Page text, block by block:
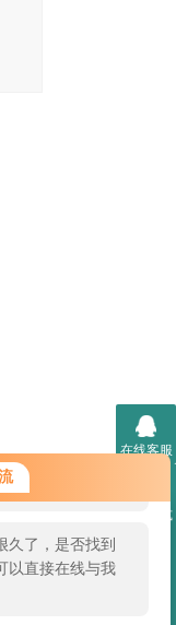
询，很高兴为您
询什么问题呢？
久了，是否找到
以直接在线与我
在线客服
联系方式